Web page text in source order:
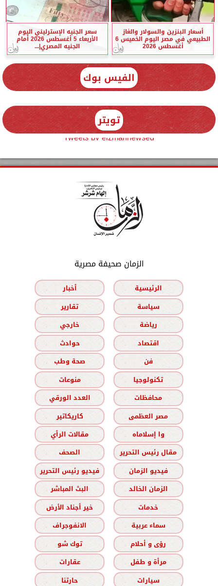
أسعار البنزين والسولار والغاز
الطبيعي في مصر اليوم الخميس 6
أغسطس 2026
سعر الجنيه الإسترليني اليوم
الأربعاء 5 أغسطس 2026 أمام
الجنيه المصري|...
الفيس بوك
تويتر
Tweets by elzmannewseg
الزمان صحيفة مصرية
الرئيسية
أخبار
سياسة
تقارير
رياضة
خارجي
اقتصاد
حوادث
فن
صحة وطب
تكنولوجيا
منوعات
محافظات
العدد الورقي
مصر العظمى
كاريكاتير
وا إسلاماه
مقالات الرأي
مقال رئيس التحرير
الصحف
فيديو الزمان
فيديو رئيس التحرير
الزمان الخالد
البث المباشر
خدمات
خير أجناد الأرض
سماء عربية
الانفوجراف
رؤى و أحلام
توك شو
مرأة و طفل
عقارات
سيارات
حارتنا